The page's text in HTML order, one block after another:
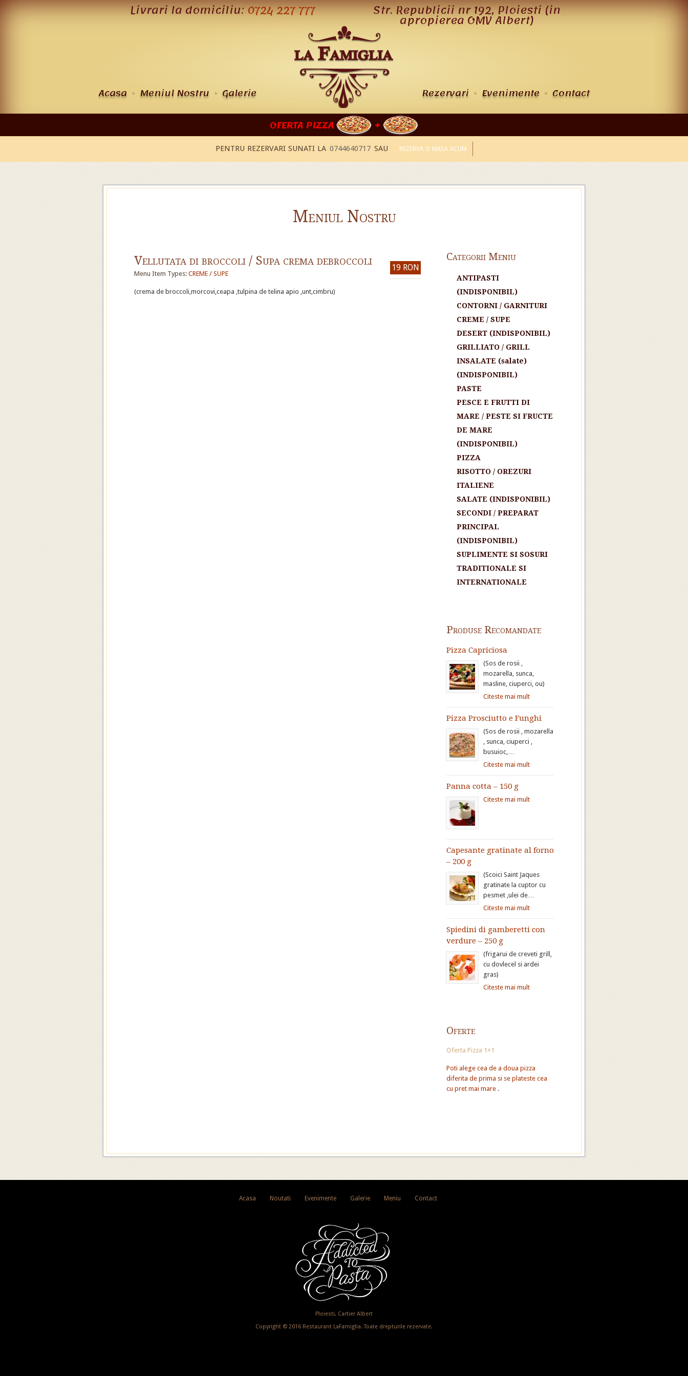
Livrari la domiciliu:0724 227 777 Str. Republicii nr 192, Ploiesti (in
apropierea OMV Albert)
Acasa Meniul Nostru Galerie Contact
Evenimente
Rezervari
OFERTA PIZZA
+
PENTRU REZERVARI SUNATI LA 0744640717 SAU REZERVA O MASA ACUM
Meniul Nostru
Vellutata di broccoli / Supa crema debroccoli
Menu Item Types: CREME / SUPE
19 RON
(crema de broccoli,morcovi,ceapa ,tulpina de telina apio ,unt,cimbru)
Categorii Meniu
ANTIPASTI
(INDISPONIBIL)
CONTORNI / GARNITURI
CREME / SUPE
DESERT (INDISPONIBIL)
GRILLIATO / GRILL
INSALATE (salate)
(INDISPONIBIL)
PASTE
PESCE E FRUTTI DI
MARE / PESTE SI FRUCTE
DE MARE
(INDISPONIBIL)
PIZZA
RISOTTO / OREZURI
ITALIENE
SALATE (INDISPONIBIL)
SECONDI / PREPARAT
PRINCIPAL
(INDISPONIBIL)
SUPLIMENTE SI SOSURI
TRADITIONALE SI
INTERNATIONALE
Produse Recomandate
Pizza Capriciosa
(Sos de rosii ,
mozarella, sunca,
masline, ciuperci, ou)
Citeste mai mult
Pizza Prosciutto e Funghi
(Sos de rosii , mozarella
, sunca, ciuperci ,
busuioc,…
Citeste mai mult
Panna cotta – 150 g
Citeste mai mult
Capesante gratinate al forno
– 200 g
(Scoici Saint Jaques
gratinate la cuptor cu
pesmet ,ulei de…
Citeste mai mult
Spiedini di gamberetti con
verdure – 250 g
(frigarui de creveti grill,
cu dovlecel si ardei
gras)
Citeste mai mult
Oferte
Oferta Pizza 1+1
Poti alege cea de a doua pizza
diferita de prima si se plateste cea
cu pret mai mare .
Acasa Noutati Evenimente Galerie Meniu Contact
Ploiesti, Cartier Albert
Copyright © 2016 Restaurant LaFamiglia. Toate drepturile rezervate.